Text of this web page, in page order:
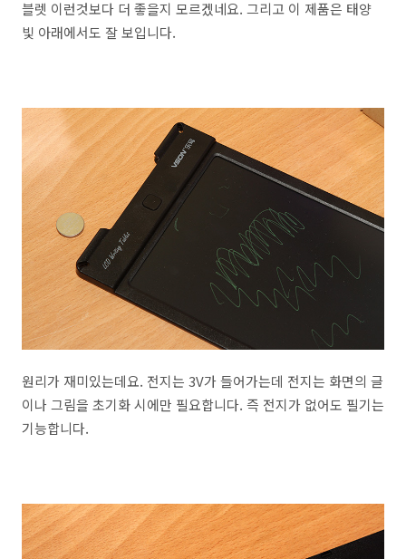
블렛 이런것보다 더 좋을지 모르겠네요. 그리고 이 제품은 태양
빛 아래에서도 잘 보입니다.
원리가 재미있는데요. 전지는 3V가 들어가는데 전지는 화면의 글
이나 그림을 초기화 시에만 필요합니다. 즉 전지가 없어도 필기는
기능합니다.